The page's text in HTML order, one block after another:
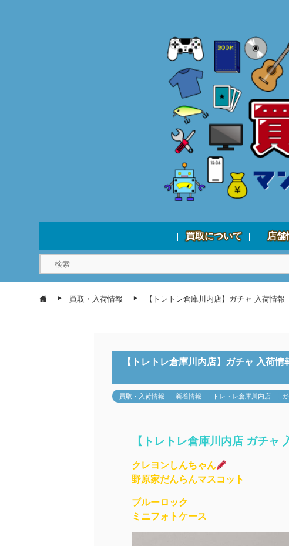
買取について 店舗
買取・入荷情報 【トレトレ倉庫川内店】ガチャ 入荷情
【トレトレ倉庫川内店】ガチャ 入荷
買取・入荷情報 新着情報 トレトレ倉庫川内店
【トレトレ倉庫川内店 ガチャ
クレヨンしんちゃん
野原家だんらんマスコット
ブルーロック
ミニフォトケース